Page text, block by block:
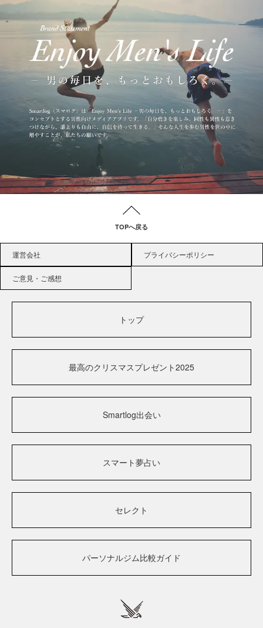
TOPへ戻る
運営会社 プライバシーポリシー
ご意見・ご感想
トップ
最高のクリスマスプレゼント2025
Smartlog出会い
スマート夢占い
セレクト
パーソナルジム比較ガイド